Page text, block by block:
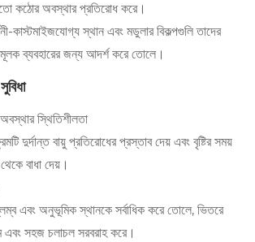
কঠোর অবস্থার প্রতিরোধ করে।
কাস্টমাইজযোগ্য স্থান এবং মডুলার বিকল্পগুলি তাদের
ব্যবহারের জন্য আদর্শ করে তোলে।
স্থিতিশীলতা
দুর্দান্ত বায়ু প্রতিরোধের প্রস্তাব দেয় এবং বৃষ্টির সময়
বাধা দেয়।
এবং অনুভূমিক স্থানকে সর্বাধিক করে তোলে, ভিতরে
সহজ চলাচল সরবরাহ করে।